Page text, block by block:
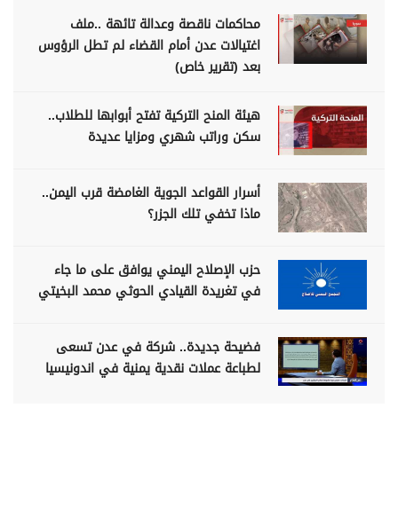
محاكمات ناقصة وعدالة تائهة ..ملف
اغتيالات عدن أمام القضاء لم تطل الرؤوس
بعد (تقرير خاص)
هيئة المنح التركية تفتح أبوابها للطلاب..
سكن وراتب شهري ومزايا عديدة
أسرار القواعد الجوية الغامضة قرب اليمن..
ماذا تخفي تلك الجزر؟
حزب الإصلاح اليمني يوافق على ما جاء
في تغريدة القيادي الحوثي محمد البخيتي
فضيحة جديدة.. شركة في عدن تسعى
لطباعة عملات نقدية يمنية في اندونيسيا